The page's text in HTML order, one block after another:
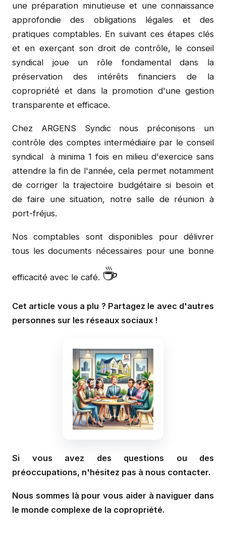
une préparation minutieuse et une connaissance
approfondie des obligations légales et des
pratiques comptables. En suivant ces étapes clés
et en exerçant son droit de contrôle, le conseil
syndical joue un rôle fondamental dans la
préservation des intérêts financiers de la
copropriété et dans la promotion d'une gestion
transparente et efficace.
Chez ARGENS Syndic nous préconisons un
contrôle des comptes intermédiaire par le conseil
syndical à minima 1 fois en milieu d'exercice sans
attendre la fin de l'année, cela permet notamment
de corriger la trajectoire budgétaire si besoin et
de faire une situation, notre salle de réunion à
port-fréjus.
Nos comptables sont disponibles pour délivrer
tous les documents nécessaires pour une bonne
efficacité avec le café. ☕
Cet article vous a plu ? Partagez le avec d'autres
personnes sur les réseaux sociaux !
Si vous avez des questions ou des
préoccupations, n'hésitez pas à nous contacter.
Nous sommes là pour vous aider à naviguer dans
le monde complexe de la copropriété.